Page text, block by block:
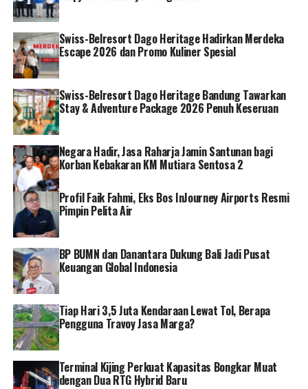
dengan pertunjukan sulap. Pertunjukan sulap ini untuk
mencairkan suasana agar para peserta lomba tidak
tegang mengikuti perlombaan mewarnai. Para peserta
yang sudah mendaftar lomba mewarnai anak
mendapatkan lunch box dan sertifikat serta bagi
pemenang kedua kategori ada hadiah piala, voucher
kamar khusus untuk pemeang pertama baik untuk kedua
kategori, voucher 50,000 untuk roti dan voucher free
upgrade room untuk pemenang 2 dan 3.
“Kami bangga dapat mengadakan serangkaian kegiatan
selama liburan sekolah tahun ini dengan menghadirkan
kegiatan yang memadukan antara edukasi dan hiburan
dengan Kid’s Table Maner, kemudian kegiatan sosial
dengan donor darah dan di tutup dengan lomba
mewarnai yang bermanfaat untuk melatih kesabaran,
meningkatkan konsentrasi, fisik motorik dan
meningkatkan kreativitas anak. Selain itu kegiatan kids
coloring ini sebagai bagian dalam rangka memperingati
hari Anak Nasional yang jatuh pada tanggal 23 Juli”
Ungkap Ibnoe Ichwan Chambali General Manager Aston
Inn Pandanaran Semarang.[]
Swiss-Belresort Dago Heritage Hadirkan Merdeka
Escape 2026 dan Promo Kuliner Spesial
Swiss-Belresort Dago Heritage Bandung Tawarkan
Stay & Adventure Package 2026 Penuh Keseruan
Negara Hadir, Jasa Raharja Jamin Santunan bagi
Korban Kebakaran KM Mutiara Sentosa 2
Profil Faik Fahmi, Eks Bos InJourney Airports Resmi
Pimpin Pelita Air
BP BUMN dan Danantara Dukung Bali Jadi Pusat
Keuangan Global Indonesia
Tiap Hari 3,5 Juta Kendaraan Lewat Tol, Berapa
Pengguna Travoy Jasa Marga?
Terminal Kijing Perkuat Kapasitas Bongkar Muat
dengan Dua RTG Hybrid Baru